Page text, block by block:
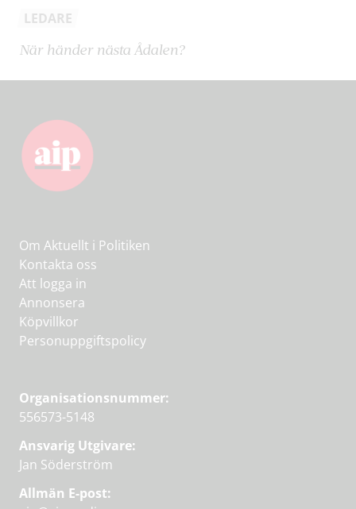
LEDARE
När händer nästa Ådalen?
Om Aktuellt i Politiken
Kontakta oss
Att logga in
Annonsera
Köpvillkor
Personuppgiftspolicy
Organisationsnummer:
556573-5148
Ansvarig Utgivare:
Jan Söderström
Allmän E-post: